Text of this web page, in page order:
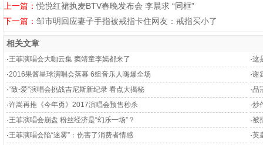
上一篇：悦悦红裙执麦BTV春晚发布会 李晨求 “同框”
下一篇： 邹市明回应妻子手指被戒指卡住网友：戒指买小了
相关文章
·王菲演唱会大咖云集 窦靖童李嫣都来了 ·这
·2016果酱星球演唱会落幕 6组音乐人嗨爆全场 ·谢
·“致-爱”演唱会挑战吉尼斯新纪录 看点大揭秘 ·品
·许嵩再推《今年勇》2017演唱会预售秒杀 ·炒
·王菲演唱会崩盘 粉丝经济是“幻乐一场”？ ·被
·王菲演唱会陷“迷雾”：伤害了消费者情感 ·英